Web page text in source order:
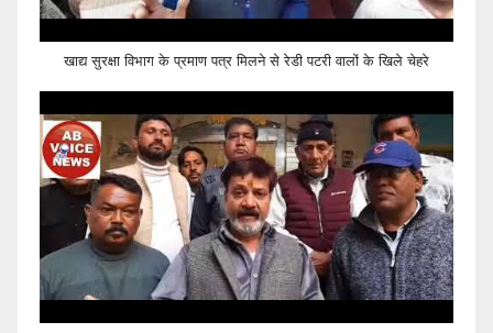
खाद्य सुरक्षा विभाग के प्रमाण पत्र मिलने से रेडी पटरी वालों के खिले चेहरे